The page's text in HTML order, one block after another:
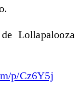
Lollapalooza
p/Cz6Y5j